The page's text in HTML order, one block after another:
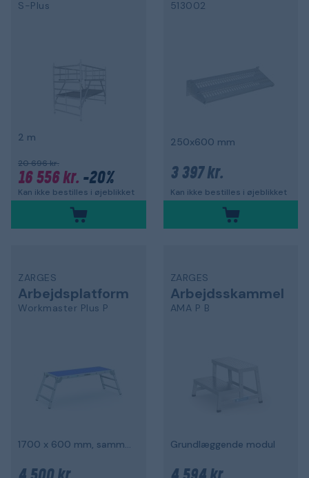
S-Plus
2 m
20 696 kr.
16 556 kr. -20%
Kan ikke bestilles i øjeblikket
513002
250x600 mm
3 397 kr.
Kan ikke bestilles i øjeblikket
ZARGES
Arbejdsplatform
Workmaster Plus P
1700 x 600 mm, sammenklappelig
ZARGES
Arbejdsskammel
AMA P B
Grundlæggende modul